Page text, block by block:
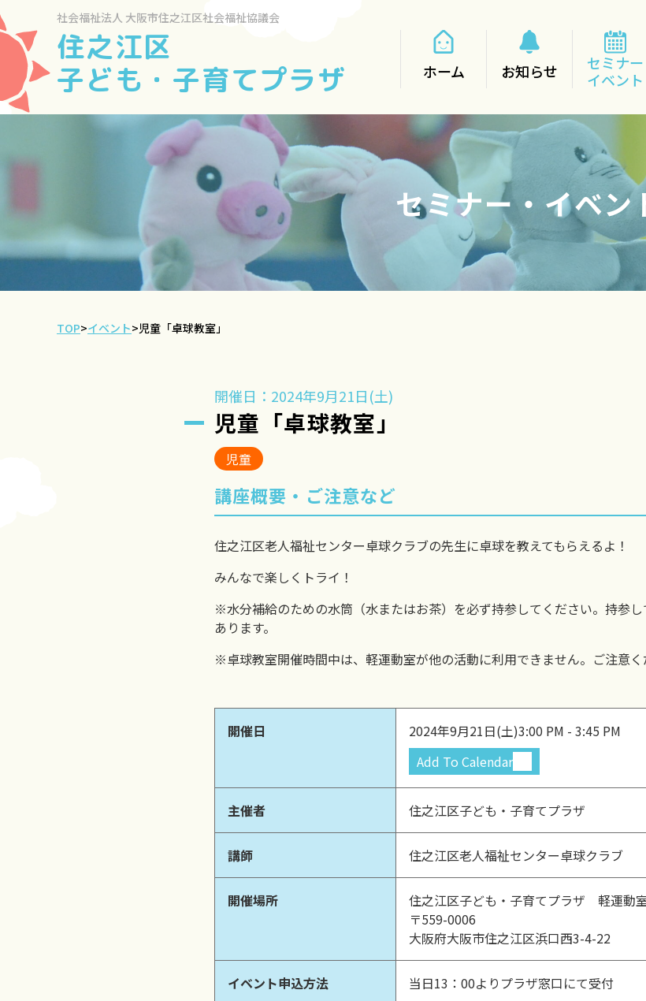
社会福祉法人 大阪市住之江区社会福祉協議会
住之江区
子ども・子育てプラザ
ホーム お知らせ
セミナー
イベント
セミナー・イベン
TOP>イベント>児童「卓球教室」
開催日：2024年9月21日(土)
児童「卓球教室」
児童
講座概要・ご注意など
住之江区老人福祉センター卓球クラブの先生に卓球を教えてもらえるよ！
みんなで楽しくトライ！
※水分補給のための水筒（水またはお茶）を必ず持参してください。持参
あります。
※卓球教室開催時間中は、軽運動室が他の活動に利用できません。ご注意く
開催日 2024年9月21日(土)3:00 PM - 3:45 PM
Add To Calendar
主催者 住之江区子ども・子育てプラザ
講師 住之江区老人福祉センター卓球クラブ
開催場所
住之江区子ども・子育てプラザ 軽運動
〒559-0006
大阪府大阪市住之江区浜口西3-4-22
イベント申込方法 当日13：00よりプラザ窓口にて受付